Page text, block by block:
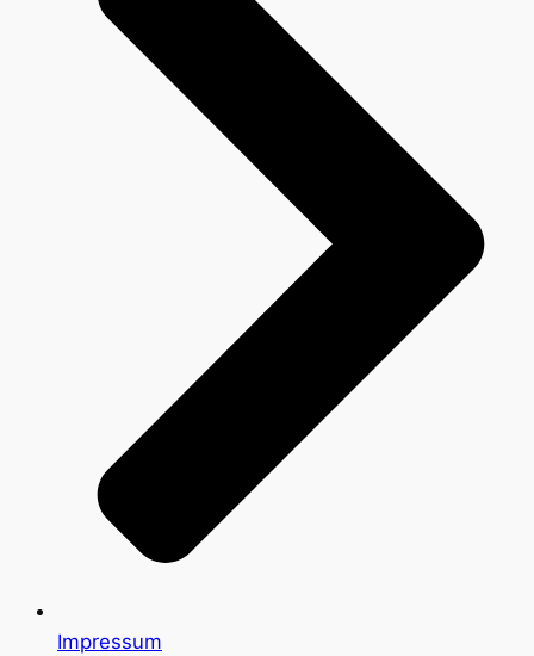
Impressum